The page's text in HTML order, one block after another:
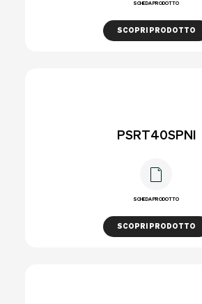
SCHEDA PRODOTTO
SCOPRI PRODOTTO
PSRT40SPNI
SCHEDA PRODOTTO
SCOPRI PRODOTTO